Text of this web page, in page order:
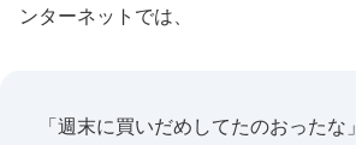
ンターネットでは、
「週末に買いだめしてたのおったな」